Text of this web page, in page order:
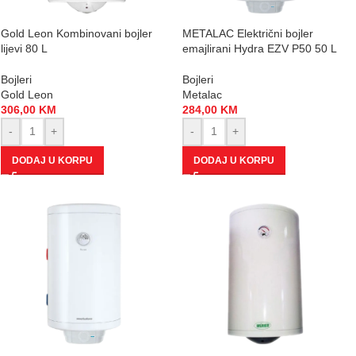
Gold Leon Kombinovani bojler
lijevi 80 L
Bojleri
Gold Leon
306,00 KM
-
+
DODAJ U KORPU
METALAC Električni bojler
emajlirani Hydra EZV P50 50 L
Bojleri
Metalac
284,00 KM
-
+
DODAJ U KORPU